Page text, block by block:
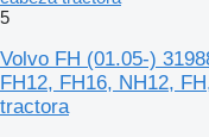
5
Volvo FH (01.05-)
FH12, FH16, NH12,
tractora